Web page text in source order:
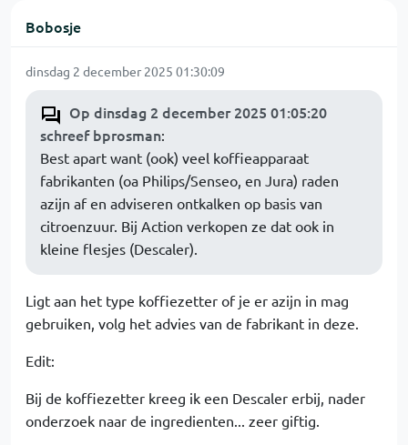
Bobosje
dinsdag 2 december 2025 01:30:09
Op dinsdag 2 december 2025 01:05:20
schreef bprosman:
Best apart want (ook) veel koffieapparaat
fabrikanten (oa Philips/Senseo, en Jura) raden
azijn af en adviseren ontkalken op basis van
citroenzuur. Bij Action verkopen ze dat ook in
kleine flesjes (Descaler).
Ligt aan het type koffiezetter of je er azijn in mag
gebruiken, volg het advies van de fabrikant in deze.
Edit:
Bij de koffiezetter kreeg ik een Descaler erbij, nader
onderzoek naar de ingredienten... zeer giftig.